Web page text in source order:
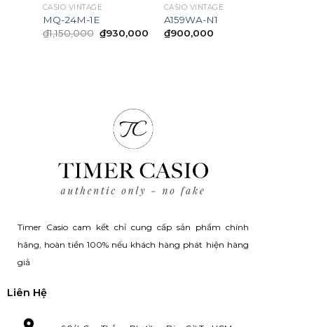
CASIO VINTAGE
MQ-24M-1E
₫1,150,000 Original
price
₫930,000Current
price
CASIO VINTAGE
A159WA-N1
₫900,000
Timer Casio cam kết chỉ cung cấp sản phẩm chính
hãng, hoàn tiền 100% nếu khách hàng phát hiện hàng
giả
Liên Hệ